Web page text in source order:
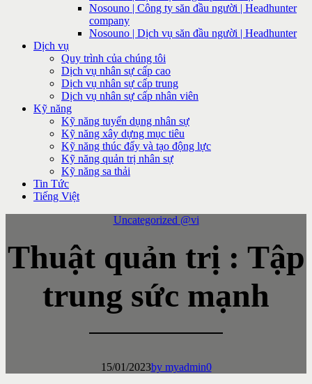
Nosouno | Công ty săn đầu người | Headhunter
company
Nosouno | Dịch vụ săn đầu người | Headhunter
Dịch vụ
Quy trình của chúng tôi
Dịch vụ nhân sự cấp cao
Dịch vụ nhân sự cấp trung
Dịch vụ nhân sự cấp nhân viên
Kỹ năng
Kỹ năng tuyển dụng nhân sự
Kỹ năng xây dựng mục tiêu
Kỹ năng thúc đẩy và tạo động lực
Kỹ năng quản trị nhân sự
Kỹ năng sa thải
Tin Tức
Tiếng Việt
Uncategorized @vi
Thuật quản trị : Tập
trung sức mạnh
15/01/2023by myadmin0